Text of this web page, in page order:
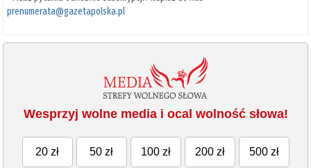
prenumerata@gazetapolska.pl
Wesprzyj wolne media i ocal wolność słowa!
20 zł 50 zł 100 zł 200 zł 500 zł